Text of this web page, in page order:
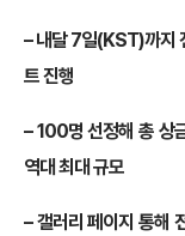
– 내달 7일(KST)까지
트 진행
– 100명 선정해 총 상
역대 최대 규모
– 갤러리 페이지 통해